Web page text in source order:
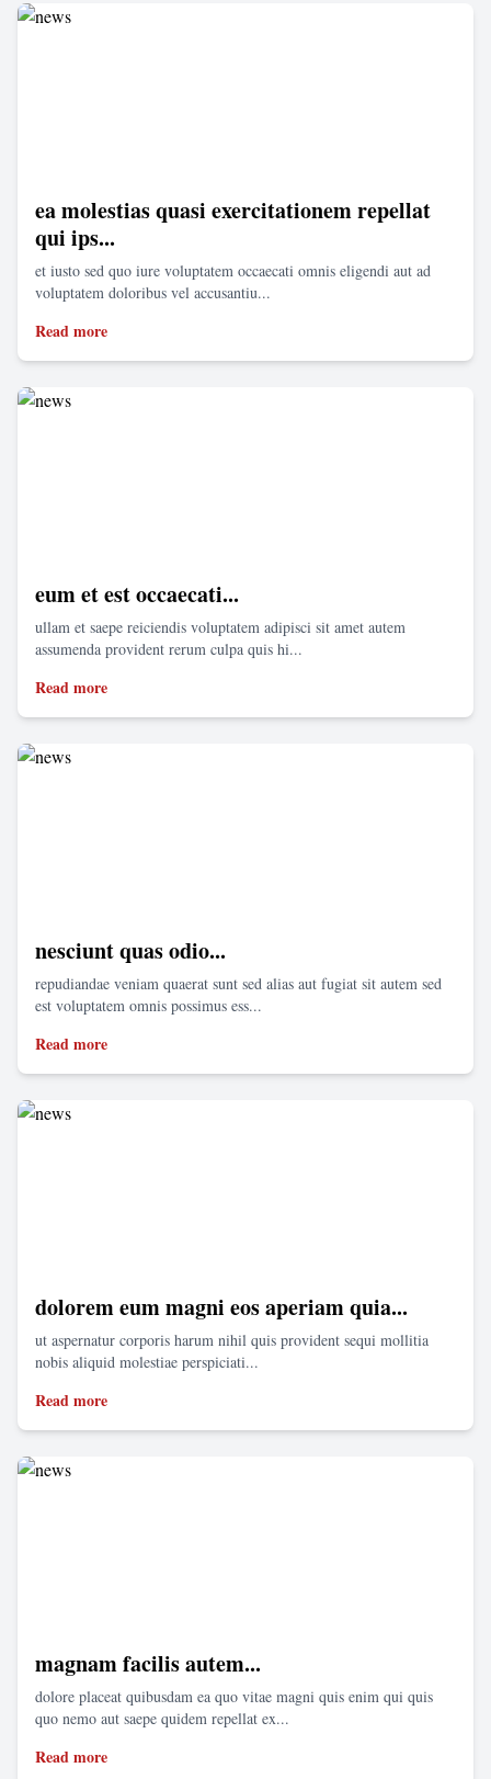
ea molestias quasi exercitationem repellat
qui ips...
et iusto sed quo iure voluptatem occaecati omnis eligendi aut ad
voluptatem doloribus vel accusantiu...
Read more
eum et est occaecati...
ullam et saepe reiciendis voluptatem adipisci sit amet autem
assumenda provident rerum culpa quis hi...
Read more
nesciunt quas odio...
repudiandae veniam quaerat sunt sed alias aut fugiat sit autem sed
est voluptatem omnis possimus ess...
Read more
dolorem eum magni eos aperiam quia...
ut aspernatur corporis harum nihil quis provident sequi mollitia
nobis aliquid molestiae perspiciati...
Read more
magnam facilis autem...
dolore placeat quibusdam ea quo vitae magni quis enim qui quis
quo nemo aut saepe quidem repellat ex...
Read more